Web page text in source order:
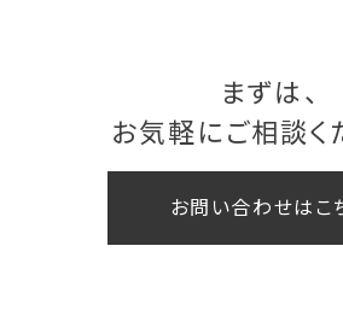
まずは、
お気軽にご相談く
お問い合わせはこ